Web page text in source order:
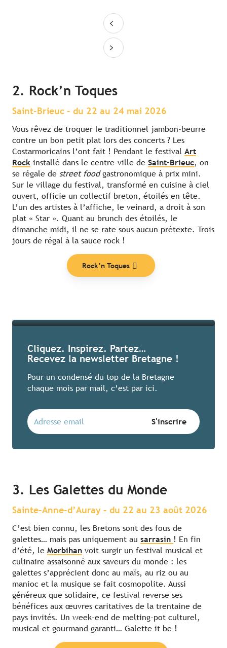
2. Rock’n Toques
Saint-Brieuc – du 22 au 24 mai 2026
Vous rêvez de troquer le traditionnel jambon-beurre
contre un bon petit plat lors des concerts ? Les
Costarmoricains l’ont fait ! Pendant le festival Art
Rock installé dans le centre-ville de Saint-Brieuc, on
se régale de street foodgastronomique à prix mini.
Sur le village du festival, transformé en cuisine à ciel
ouvert, officie un collectif breton, étoilés en tête.
L’un des artistes à l’affiche, le veinard, a droit à son
plat « Star ». Quant au brunch des étoilés, le
dimanche midi, il ne se rate sous aucun prétexte. Trois
jours de régal à la sauce rock !
Rock’n Toques
Nos coups de cœur
Cliquez. Inspirez. Partez…
Recevez la newsletter Bretagne !
Pour un condensé du top de la Bretagne
chaque mois par mail, c’est par ici.
3. Les Galettes du Monde
Sainte-Anne-d’Auray – du 22 au 23 août 2026
C’est bien connu, les Bretons sont des fous de
galettes… mais pas uniquement au sarrasin ! En fin
d’été, le Morbihan voit surgir un festival musical et
culinaire assaisonné aux saveurs du monde : les
galettes s’apprécient donc au maïs, au riz ou au
manioc et la musique se fait cosmopolite. Aussi
généreux que solidaire, ce festival reverse ses
bénéfices aux œuvres caritatives de la trentaine de
pays invités. Un week-end de melting-pot culturel,
musical et gourmand garanti… Galette it be !